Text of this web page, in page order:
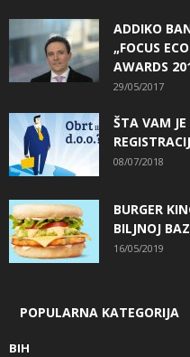
ADDIKO
„FOCUS
AWARDS
29/05/2017
ŠTA VAM
08/07/2018
BURGER
BILJNOJ
16/05/2019
POPULARNA KATEGORIJA
BIH